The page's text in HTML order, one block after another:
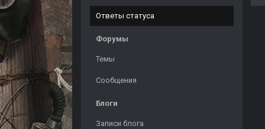
Ответы статуса
Форумы
Темы
Сообщения
Блоги
Записи блога